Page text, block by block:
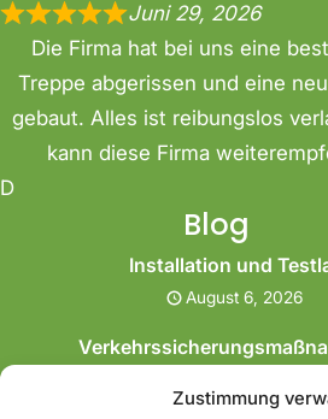
Zustimmung
Juni 29, 2026
Die Firma hat bei uns eine
Treppe abgerissen und eine
gebaut. Alles ist reibungslos
kann diese Firma
D
Blog
Installation und
August 6, 2026
Juli 26, 2026